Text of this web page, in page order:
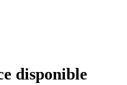
disponible